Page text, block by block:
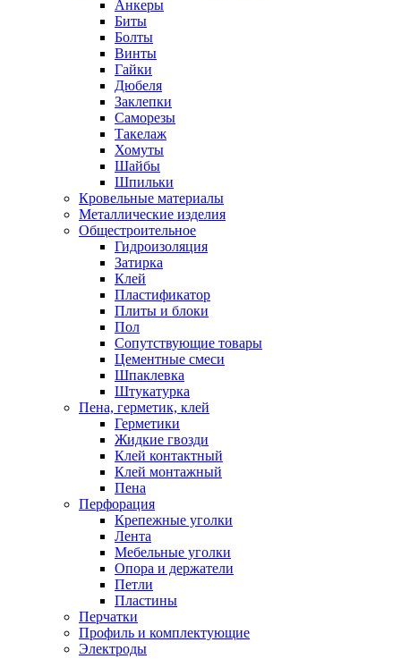
Анкеры
Биты
Болты
Винты
Гайки
Дюбеля
Заклепки
Саморезы
Такелаж
Хомуты
Шайбы
Шпильки
Кровельные материалы
Металлические изделия
Общестроительное
Гидроизоляция
Затирка
Клей
Пластификатор
Плиты и блоки
Пол
Сопутствующие товары
Цементные смеси
Шпаклевка
Штукатурка
Пена, герметик, клей
Герметики
Жидкие гвозди
Клей контактный
Клей монтажный
Пена
Перфорация
Крепежные уголки
Лента
Мебельные уголки
Опора и держатели
Петли
Пластины
Перчатки
Профиль и комплектующие
Электроды